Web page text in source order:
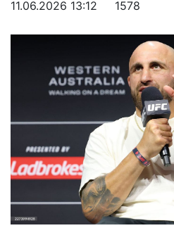
11.06.2026 13:12 1578